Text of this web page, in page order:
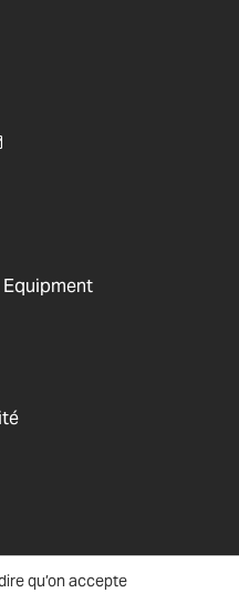
qu’on accepte